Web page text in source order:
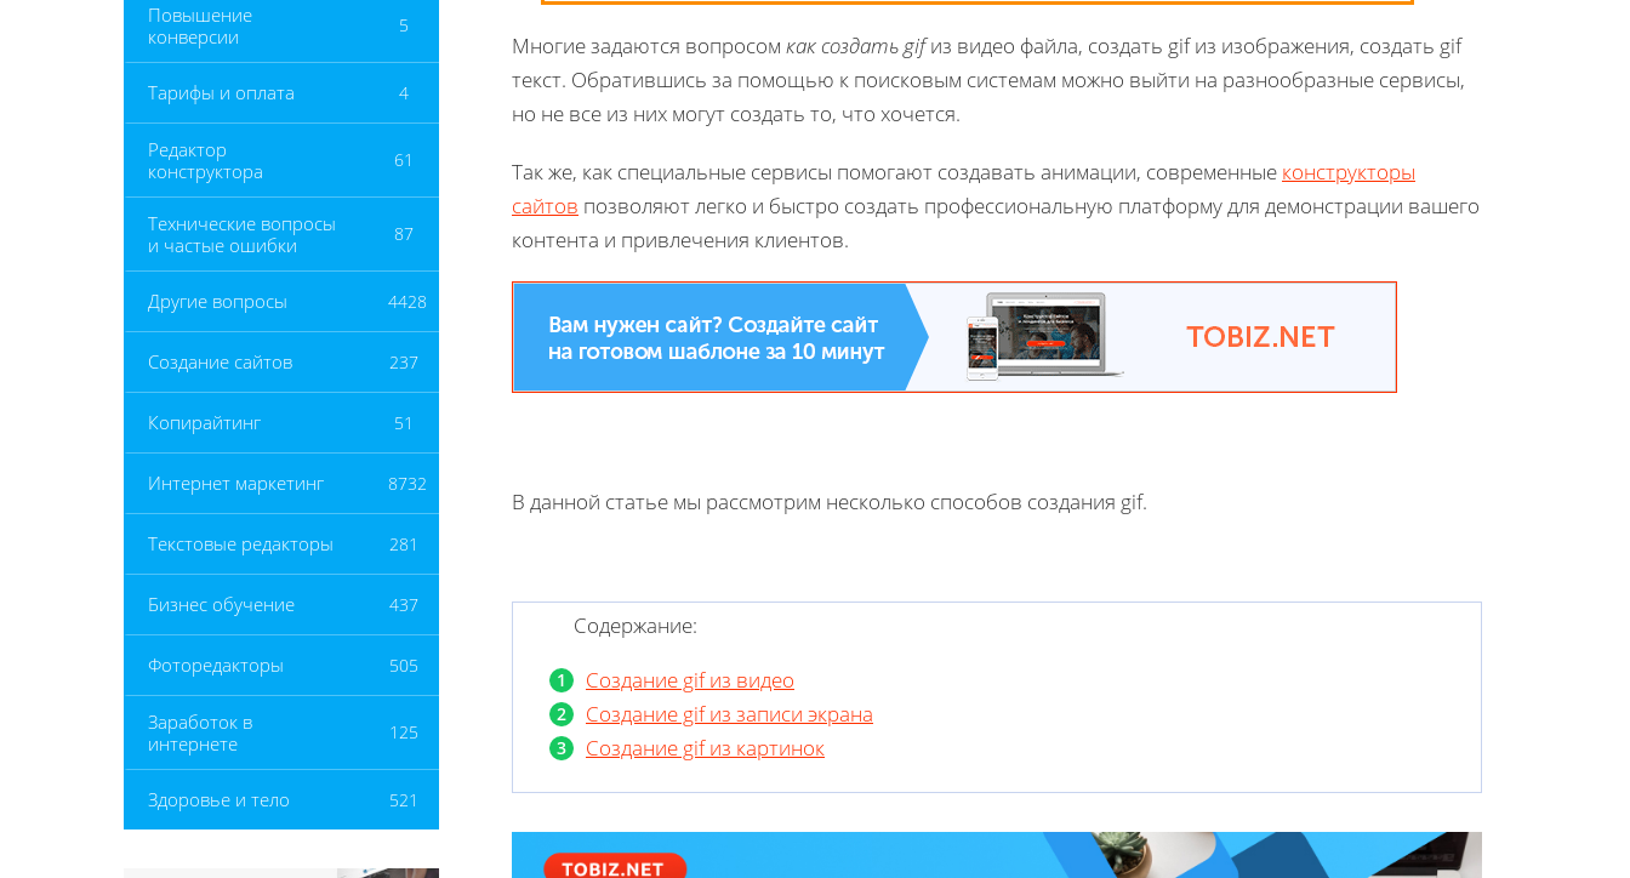
Повышение
конверсии
5
Тарифы и оплата 4
Редактор
конструктора
61
Технические вопросы
и частые ошибки
87
Другие вопросы 4428
Создание сайтов 237
Копирайтинг 51
Интернет маркетинг 8732
Текстовые редакторы 281
Бизнес обучение 437
Фоторедакторы 505
Заработок в
интернете
125
Здоровье и тело 521
Многие задаются вопросом как создать gifиз видео файла, создать gif из изображения, создать gif
текст. Обратившись за помощью к поисковым системам можно выйти на разнообразные сервисы,
но не все из них могут создать то, что хочется.
Так же, как специальные сервисы помогают создавать анимации, современные конструкторы
сайтов позволяют легко и быстро создать профессиональную платформу для демонстрации вашего
контента и привлечения клиентов.
В данной статье мы рассмотрим несколько способов создания gif.
Содержание:
Создание gif из видео
Создание gif из записи экрана
Создание gif из картинок